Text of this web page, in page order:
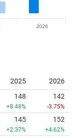
2026
2025
2026
148
+8.48%
142
-3.75%
145
+2.37%
152
+4.62%